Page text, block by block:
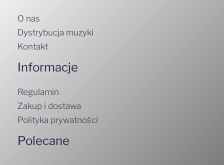
Dystrybucja muzyki
Kontakt
Informacje
Zakup i dostawa
Polityka prywatności
Polecane